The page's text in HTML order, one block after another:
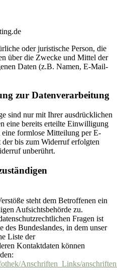
oder juristische Person, die
über die Zwecke und Mittel der
Daten (z.B. Namen, E-Mail-
zur Datenverarbeitung
sind nur mit Ihrer ausdrücklichen
eine bereits erteilte Einwilligung
formlose Mitteilung per E-
bis zum Widerruf erfolgten
unberührt.
steht dem Betroffenen ein
Aufsichtsbehörde zu.
Fragen ist
des Bundeslandes, in dem unser
Liste der
Kontaktdaten können
Anschriften_Links/